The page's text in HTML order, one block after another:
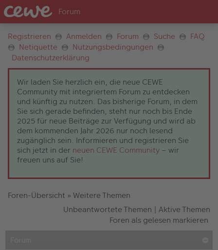
Registrieren Anmelden Forum Suche
FAQ
Netiquette
Nutzungsbedingungen
Datenschutzerklärung
Wir laden Sie herzlich ein, die neue CEWE
Community mit integriertem Forum zu entdecken
und künftig zu nutzen. Das bisherige Forum, in dem
Sie sich gerade befinden, steht nur noch bis Ende
2025 für neue Beiträge zur Verfügung und wird ab
dem kommenden Jahr 2026 nur noch lesend
zugänglich sein. Informieren und registrieren Sie
sich jetzt in der neuen CEWE Community – wir
freuen uns auf Sie!
Foren-Übersicht » Weitere Themen
Unbeantwortete Themen | Aktive Themen
Foren als gelesen markieren